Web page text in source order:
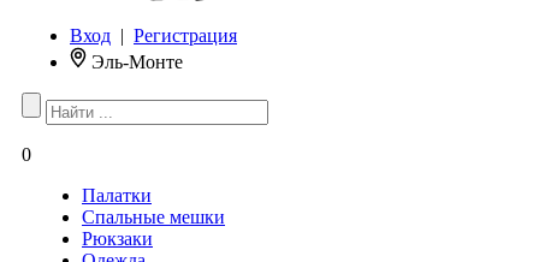
Вход | Регистрация
Эль-Монте
0
Палатки
Спальные мешки
Рюкзаки